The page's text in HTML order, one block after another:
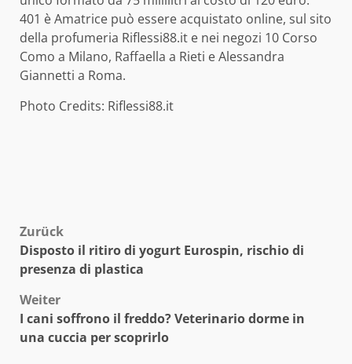
401 è Amatrice può essere acquistato online, sul sito
della profumeria Riflessi88.it e nei negozi 10 Corso
Como a Milano, Raffaella a Rieti e Alessandra
Giannetti a Roma.
Photo Credits: Riflessi88.it
Beitragsnavigation
Zurück
Disposto il ritiro di yogurt Eurospin, rischio di
presenza di plastica
Weiter
I cani soffrono il freddo? Veterinario dorme in
una cuccia per scoprirlo